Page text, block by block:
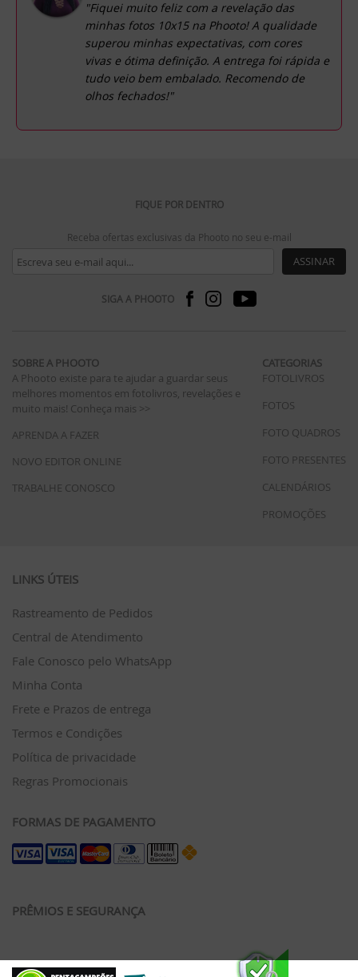
"Fiquei muito feliz com a revelação das
minhas fotos 10x15 na Phooto! A qualidade
superou minhas expectativas, com cores
vivas e ótima definição. A entrega foi rápida e
tudo veio bem embalado. Recomendo de
olhos fechados!"
FIQUE POR DENTRO
Receba ofertas exclusivas da Phooto no seu e-mail
ASSINAR
SIGA A PHOOTO
SOBRE A PHOOTO
A Phooto existe para te ajudar a guardar seus
melhores momentos em fotolivros, revelações e
muito mais! Conheça mais >>
APRENDA A FAZER
NOVO EDITOR ONLINE
TRABALHE CONOSCO
CATEGORIAS
FOTOLIVROS
FOTOS
FOTO QUADROS
FOTO PRESENTES
CALENDÁRIOS
PROMOÇÕES
LINKS ÚTEIS
Rastreamento de Pedidos
Central de Atendimento
Fale Conosco pelo WhatsApp
Minha Conta
Frete e Prazos de entrega
Termos e Condições
Política de privacidade
Regras Promocionais
FORMAS DE PAGAMENTO
PRÊMIOS E SEGURANÇA